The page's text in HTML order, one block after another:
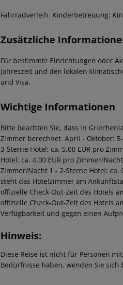
Fahrradverleih. Kinderbetreuung:
Zusätzliche
Für bestimmte Einrichtungen oder
Jahreszeit und den lokalen
und Visa.
Wichtige Informationen
Bitte beachten Sie, dass in
Zimmer berechnet. April - Oktober:
3-Sterne Hotel: ca. 5,00 EUR pro
Hotel: ca. 4,00 EUR pro Zimmer/
Zimmer/Nacht 1 - 2-Sterne Hotel:
steht das Hotelzimmer am
offizielle Check-Out-Zeit des Hotels
offizielle Check-Out-Zeit des Hotels
Verfügbarkeit und gegen einen
Hinweis:
Diese Reise ist nicht für Personen
Bedürfnisse haben, wenden Sie